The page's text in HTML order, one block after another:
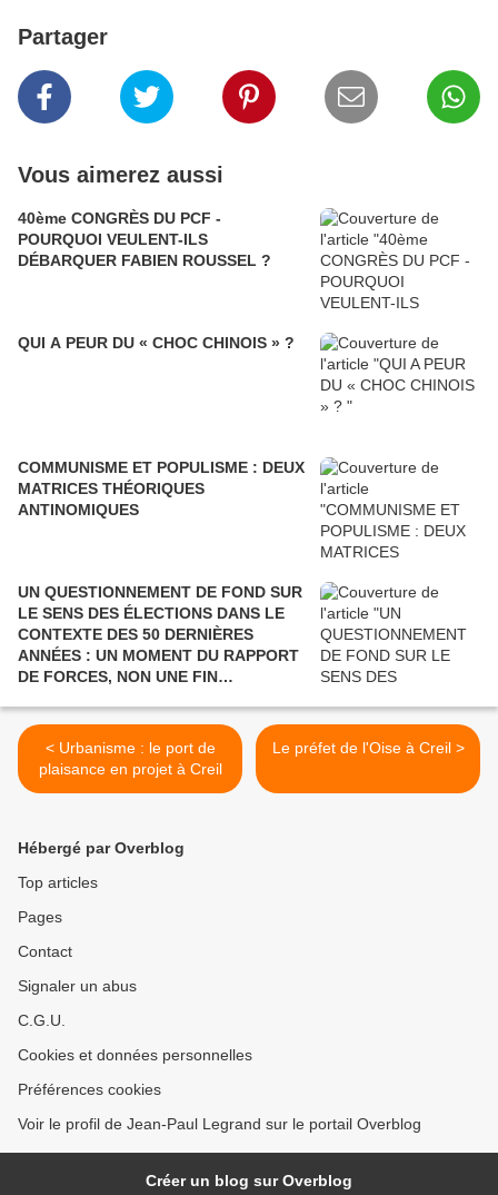
Partager
Vous aimerez aussi
40ème CONGRÈS DU PCF -
POURQUOI VEULENT-ILS
DÉBARQUER FABIEN ROUSSEL ?
QUI A PEUR DU « CHOC CHINOIS » ?
COMMUNISME ET POPULISME : DEUX
MATRICES THÉORIQUES
ANTINOMIQUES
UN QUESTIONNEMENT DE FOND SUR
LE SENS DES ÉLECTIONS DANS LE
CONTEXTE DES 50 DERNIÈRES
ANNÉES : UN MOMENT DU RAPPORT
DE FORCES, NON UNE FIN
< Urbanisme : le port de
plaisance en projet à Creil
Le préfet de l'Oise à Creil >
Hébergé par Overblog
Top articles
Pages
Contact
Signaler un abus
C.G.U.
Cookies et données personnelles
Préférences cookies
Voir le profil de Jean-Paul Legrand sur le portail Overblog
Créer un blog sur Overblog